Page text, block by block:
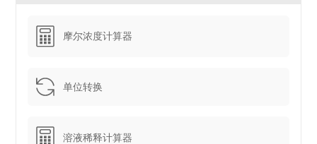
摩尔浓度计算器
单位转换
溶液稀释计算器